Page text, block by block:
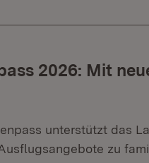
2026: Mit
unterstützt das
zu